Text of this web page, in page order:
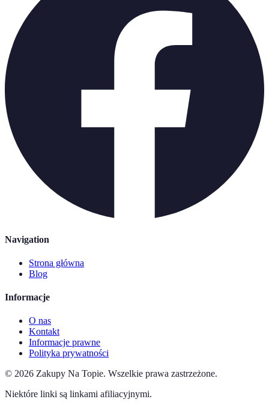
Navigation
Strona główna
Blog
Informacje
O nas
Kontakt
Informacje prawne
Polityka prywatności
© 2026 Zakupy Na Topie. Wszelkie prawa zastrzeżone.
Niektóre linki są linkami afiliacyjnymi.